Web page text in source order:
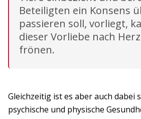
Beteiligten ein Konsens
passieren soll, vorliegt,
dieser Vorliebe nach
frönen.
Gleichzeitig ist es aber auch dabei
psychische und physische